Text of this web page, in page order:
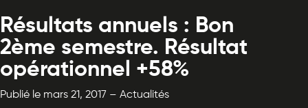
Résultats annuels : Bon
2ème semestre. Résultat
opérationnel +58%
Publié le mars 21, 2017 – Actualités